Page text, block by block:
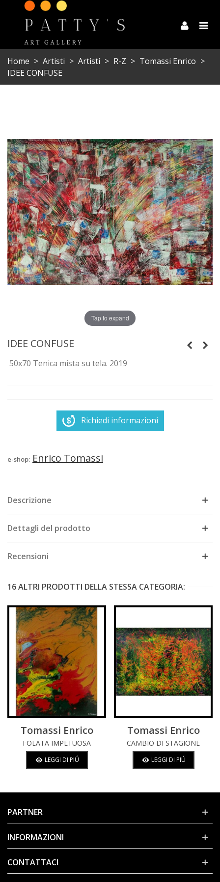
Home > Artisti > Artisti > R-Z > Tomassi Enrico >
IDEE CONFUSE
Tap to expand
IDEE CONFUSE
50x70 Tenica mista su tela. 2019
Richiedi informazioni
e-shop: Enrico Tomassi
Descrizione
Dettagli del prodotto
Recensioni
16 ALTRI PRODOTTI DELLA STESSA CATEGORIA:
Tomassi Enrico
FOLATA IMPETUOSA
LEGGI DI PIÚ
Tomassi Enrico
CAMBIO DI STAGIONE
LEGGI DI PIÚ
PARTNER
INFORMAZIONI
CONTATTACI